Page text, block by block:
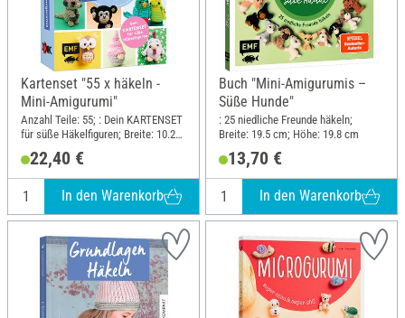
Kartenset "55 x häkeln -
Mini-Amigurumi"
Anzahl Teile: 55; : Dein KARTENSET
für süße Häkelfiguren; Breite: 10.2
22,40 €
In den Warenkorb
Buch "Mini-Amigurumis –
Süße Hunde"
: 25 niedliche Freunde häkeln;
Breite: 19.5 cm; Höhe: 19.8 cm
13,70 €
In den Warenkorb